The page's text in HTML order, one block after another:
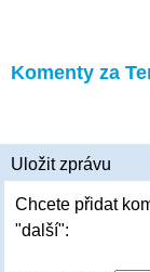
Komenty za
Uložit zprávu
Chcete přidat
"další":